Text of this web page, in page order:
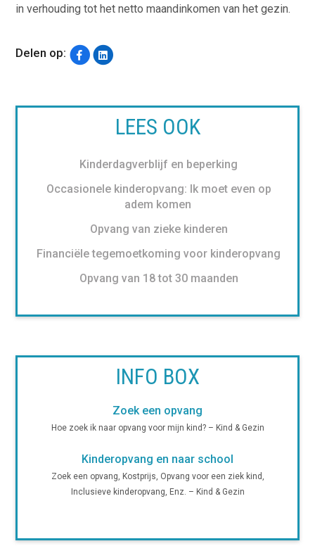
in verhouding tot het netto maandinkomen van het gezin.
Delen op:
LEES OOK
Kinderdagverblijf en beperking
Occasionele kinderopvang: Ik moet even op
adem komen
Opvang van zieke kinderen
Financiële tegemoetkoming voor kinderopvang
Opvang van 18 tot 30 maanden
INFO BOX
Zoek een opvang
Hoe zoek ik naar opvang voor mijn kind? – Kind & Gezin
Kinderopvang en naar school
Zoek een opvang, Kostprijs, Opvang voor een ziek kind,
Inclusieve kinderopvang, Enz. – Kind & Gezin